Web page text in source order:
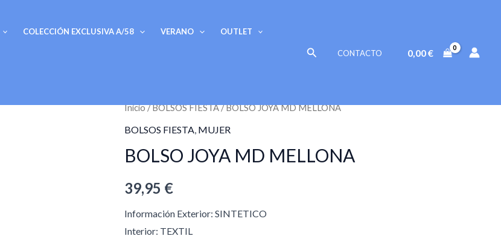
COLECCIÓN EXCLUSIVA A/58 VERANO OUTLET
BuscarCONTACTO 0,00€
Inicio/BOLSOS FIESTA/ BOLSO JOYA MD MELLONA
BOLSOS FIESTA MUJER
BOLSO JOYA MD MELLONA
39,95 €
Información Exterior: SINTETICO
Interior: TEXTIL
BOLSO
JOYA
MELLONA